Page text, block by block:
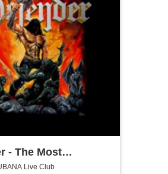
- The Most
Manowar Tribute
Live Club